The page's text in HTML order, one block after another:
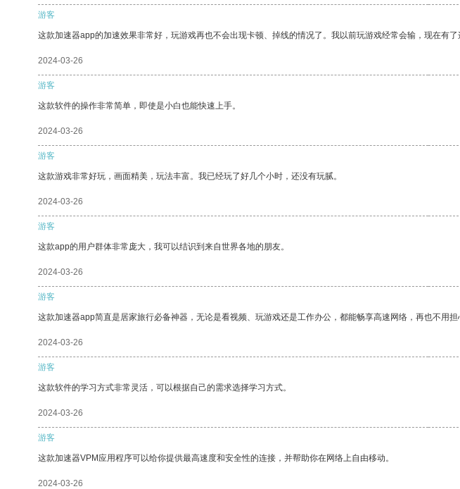
游客
这款加速器app的加速效果非常好，玩游戏再也不会出现卡顿、掉线的情况了。我以前玩游戏经常会输，现在有了
2024-03-26
游客
这款软件的操作非常简单，即使是小白也能快速上手。
2024-03-26
游客
这款游戏非常好玩，画面精美，玩法丰富。我已经玩了好几个小时，还没有玩腻。
2024-03-26
游客
这款app的用户群体非常庞大，我可以结识到来自世界各地的朋友。
2024-03-26
游客
这款加速器app简直是居家旅行必备神器，无论是看视频、玩游戏还是工作办公，都能畅享高速网络，再也不用
2024-03-26
游客
这款软件的学习方式非常灵活，可以根据自己的需求选择学习方式。
2024-03-26
游客
这款加速器VPM应用程序可以给你提供最高速度和安全性的连接，并帮助你在网络上自由移动。
2024-03-26